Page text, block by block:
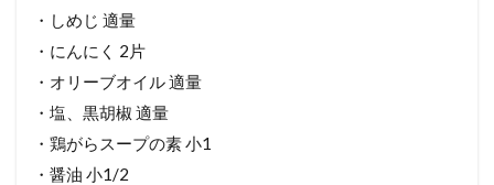
・しめじ 適量
・にんにく 2片
・オリーブオイル 適量
・塩、黒胡椒 適量
・鶏がらスープの素 小1
・醤油 小1/2